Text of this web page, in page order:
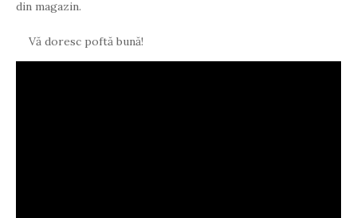
din magazin.
Vă doresc poftă bună!